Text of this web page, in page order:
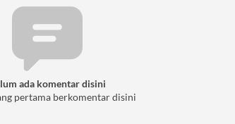
ada komentar disini
pertama berkomentar disini